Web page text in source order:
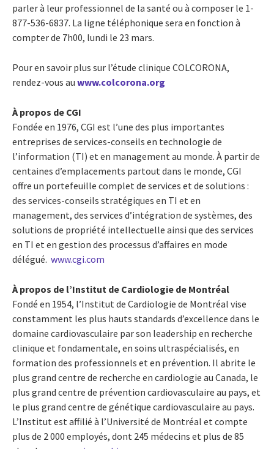
parler à leur professionnel de la santé ou à composer le 1-
877-536-6837. La ligne téléphonique sera en fonction à
compter de 7h00, lundi le 23 mars.
Pour en savoir plus sur l’étude clinique COLCORONA,
rendez-vous au www.colcorona.org
À propos de CGI
Fondée en 1976, CGI est l’une des plus importantes
entreprises de services-conseils en technologie de
l’information (TI) et en management au monde. À partir de
centaines d’emplacements partout dans le monde, CGI
offre un portefeuille complet de services et de solutions :
des services-conseils stratégiques en TI et en
management, des services d’intégration de systèmes, des
solutions de propriété intellectuelle ainsi que des services
en TI et en gestion des processus d’affaires en mode
délégué. www.cgi.com
À propos de l’Institut de Cardiologie de Montréal
Fondé en 1954, l’Institut de Cardiologie de Montréal vise
constamment les plus hauts standards d’excellence dans le
domaine cardiovasculaire par son leadership en recherche
clinique et fondamentale, en soins ultraspécialisés, en
formation des professionnels et en prévention. Il abrite le
plus grand centre de recherche en cardiologie au Canada, le
plus grand centre de prévention cardiovasculaire au pays, et
le plus grand centre de génétique cardiovasculaire au pays.
L’Institut est affilié à l’Université de Montréal et compte
plus de 2 000 employés, dont 245 médecins et plus de 85